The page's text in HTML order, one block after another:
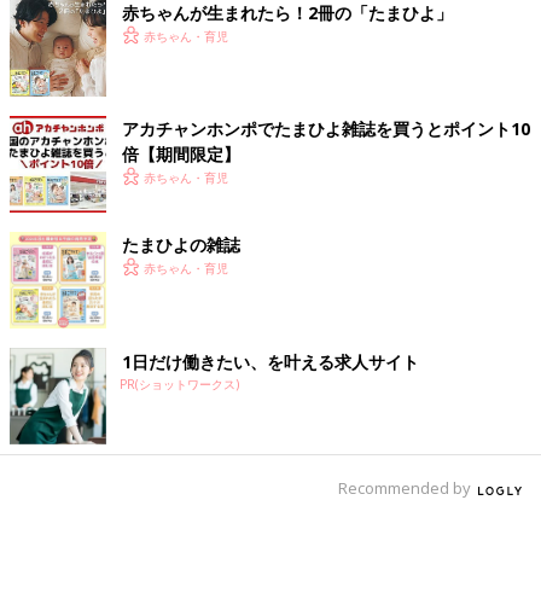
赤ちゃんが生まれたら！2冊の「たまひよ」
赤ちゃん・育児
アカチャンホンポでたまひよ雑誌を買うとポイント10
倍【期間限定】
赤ちゃん・育児
たまひよの雑誌
赤ちゃん・育児
1日だけ働きたい、を叶える求人サイト
PR(ショットワークス)
Recommended by